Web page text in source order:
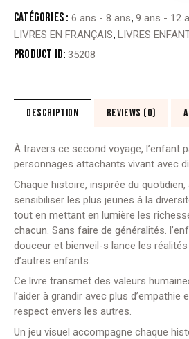
AWLADI
LES
DIFFÉRENCES
(éditions
waladi)
Catégories : 6 ans - 8 ans,9 ans - 12
LIVRES EN FRANÇAIS,LIVRES
Product ID:35208
DESCRIPTION REVIEWS (0)
À travers ce second voyage, l’enfant
personnages attachants vivant avec
Chaque histoire, inspirée du
sensibiliser les plus jeunes à la
tout en mettant en lumière les
chacun. Sans faire de généralités.
douceur et bienveil-s lance les
d’autres enfants.
Ce livre transmet des valeurs
l’aider à grandir avec plus d’empathie
respect envers les autres.
Un jeu visuel accompagne chaque